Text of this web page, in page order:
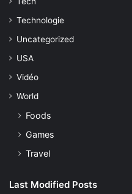
Technologie
Uncategorized
USA
Vidéo
World
Foods
Games
Travel
Last Modified Posts